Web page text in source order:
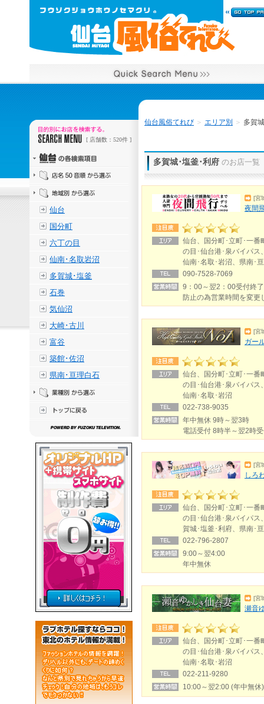
仙台風俗てれび ＞ エリア別 ＞ 多賀
多賀城･塩釜･利府 のお店一覧
[宮
夜間
仙台、国分町･立町･一番
の目･仙台港･泉バイパス
仙南･名取･岩沼、県南･
090-7528-7069
9：00～翌2：00受付終
防止の為営業時間を変更
[宮
ガー
仙台、国分町･立町･一番
の目･仙台港･泉バイパス
仙南･名取･岩沼
022-738-9035
年中無休 9時～翌3時
電話受付 8時半～翌2時
[宮
しろ
仙台、国分町･立町･一番
の目･仙台港･泉バイパス
賀城･塩釜･利府、県南･
022-796-2807
9:00～翌4:00
年中無休
[宮
瀬音
仙台、国分町･立町･一番
の目･仙台港･泉バイパス
仙南･名取･岩沼
022-211-9280
10:00～翌2:00 (年中無休)
[ 店舗数：520件 ]
仙台
国分町
六丁の目
仙南･名取岩沼
多賀城･塩釜
石巻
気仙沼
大崎･古川
富谷
築館･佐沼
県南･亘理白石